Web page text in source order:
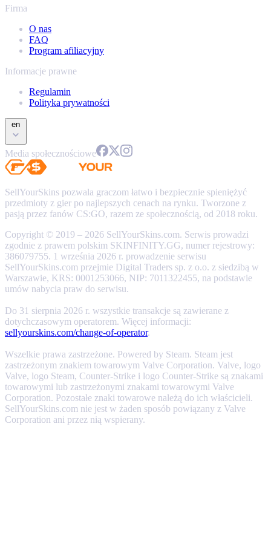
Firma
O nas
FAQ
Program afiliacyjny
Informacje prawne
Regulamin
Polityka prywatności
en
Media społecznościowe
SellYourSkins pozwala graczom łatwo i bezpiecznie spieniężyć
przedmioty z gier po najlepszych cenach na rynku. Tworzone z
pasją przez fanów CS:GO, razem ze społecznością, od 2018 roku.
Copyright © 2019 – 2026 SellYourSkins.com. Serwis prowadzi
zgodnie z prawem polskim SKINFINITY.GG, numer rejestrowy:
386079755. 1 września 2026 r. prowadzenie serwisu
SellYourSkins.com przejmie Digital Traders sp. z o.o. z siedzibą w
Warszawie, KRS: 0001253066, NIP: 7011322455, na podstawie
umów nabycia praw do serwisu.
Do 31 sierpnia 2026 r. wszystkie transakcje są zawierane z
dotychczasowym operatorem. Więcej informacji:
sellyourskins.com/change-of-operator.
Wszelkie prawa zastrzeżone. Powered by Steam. Steam jest
zastrzeżonym znakiem towarowym Valve Corporation. Valve, logo
Valve, logo Steam, Counter-Strike i logo Counter-Strike są znakami
towarowymi lub zastrzeżonymi znakami towarowymi Valve
Corporation. Pozostałe znaki towarowe należą do ich właścicieli.
SellYourSkins.com nie jest w żaden sposób powiązany z Valve
Corporation ani przez nią wspierany.